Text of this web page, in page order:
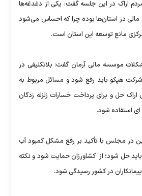
اراک در این جلسه گفت: یکی از دغدغه‌ها
مالی در استان‌ها بوده چرا که احساس می‌شود
مانع توسعه این استان است.
موسسه مالی آرمان گفت: بلاتکلیفی در
هپکو باید رفع شود و مسائل مربوط به
تختخوابی اراک حل و برای پرداخت خسارات زلزله زدگان
استفاده شود.
در مجلس با تأکید بر رفع مشکل کمبود آب
حل شود؛ از کشاورزان حمایت شود و نکته
در کشور رسیدگی شود.